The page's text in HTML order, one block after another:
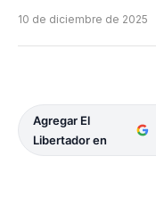
10 de diciembre de 2025
Agregar El
Libertador en